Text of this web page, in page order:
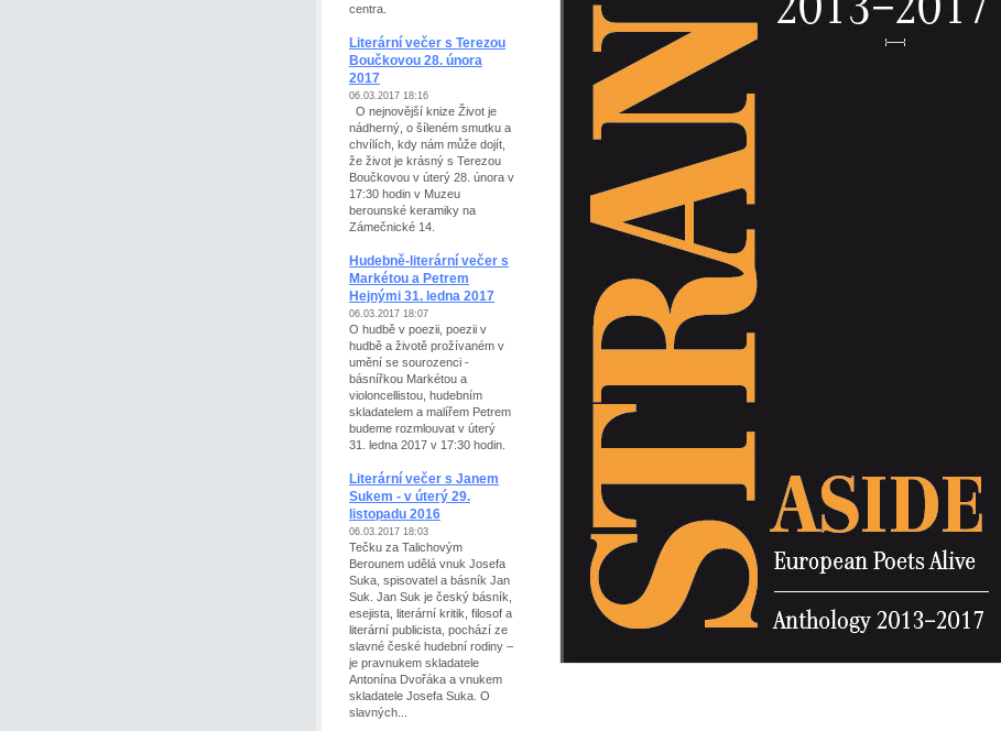
centra.
Literární večer s Terezou
Boučkovou 28. února
2017
06.03.2017 18:16
O nejnovější knize Život je
nádherný, o šíleném smutku a
chvílích, kdy nám může dojít,
že život je krásný s Terezou
Boučkovou v úterý 28. února v
17:30 hodin v Muzeu
berounské keramiky na
Zámečnické 14.
Hudebně-literární večer s
Markétou a Petrem
Hejnými 31. ledna 2017
06.03.2017 18:07
O hudbě v poezii, poezii v
hudbě a životě prožívaném v
umění se sourozenci -
básnířkou Markétou a
violoncellistou, hudebním
skladatelem a malířem Petrem
budeme rozmlouvat v úterý
31. ledna 2017 v 17:30 hodin.
Literární večer s Janem
Sukem - v úterý 29.
listopadu 2016
06.03.2017 18:03
Tečku za Talichovým
Berounem udělá vnuk Josefa
Suka, spisovatel a básník Jan
Suk. Jan Suk je český básník,
esejista, literární kritik, filosof a
literární publicista, pochází ze
slavné české hudební rodiny –
je pravnukem skladatele
Antonína Dvořáka a vnukem
skladatele Josefa Suka. O
slavných...